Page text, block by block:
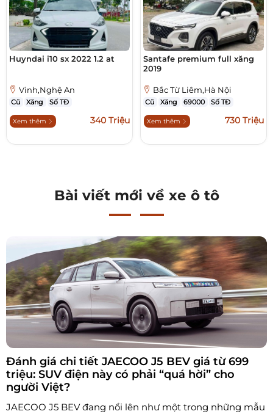
Huyndai i10 sx 2022 1.2 at
Vinh,Nghệ An
Cũ Xăng Số TĐ
Xem thêm 340 Triệu
Santafe premium full xăng
2019
Bắc Từ Liêm,Hà Nội
Cũ Xăng 69000 Số TĐ
Xem thêm 730 Triệu
Bài viết mới về xe ô tô
Đánh giá chi tiết JAECOO J5 BEV giá từ 699
triệu: SUV điện này có phải “quá hời” cho
người Việt?
JAECOO J5 BEV đang nổi lên như một trong những mẫu